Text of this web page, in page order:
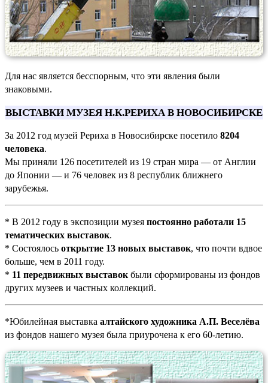
Для нас является бесспорным, что эти явления были
знаковыми.
ВЫСТАВКИ МУЗЕЯ Н.К.РЕРИХА В НОВОСИБИРСКЕ
За 2012 год музей Рериха в Новосибирске посетило 8204
человека.
Мы приняли 126 посетителей из 19 стран мира — от Англии
до Японии — и 76 человек из 8 республик ближнего
зарубежья.
* В 2012 году в экспозиции музея постоянно работали 15
тематических выставок.
* Состоялось открытие 13 новых выставок, что почти вдвое
больше, чем в 2011 году.
* 11 передвижных выставок были сформированы из фондов
других музеев и частных коллекций.
*Юбилейная выставка алтайского художника А.П. Веселёва
из фондов нашего музея была приурочена к его 60-летию.